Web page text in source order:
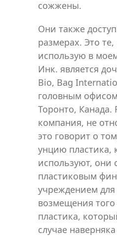
сожжены.
Они также
размерах. Это
использую в
Инк. является
Bio, Bag
головным
Торонто,
компания, не
это говорит о
унцию пластика,
используют, они
пластиковым
учреждением
возмещения
пластика,
случае